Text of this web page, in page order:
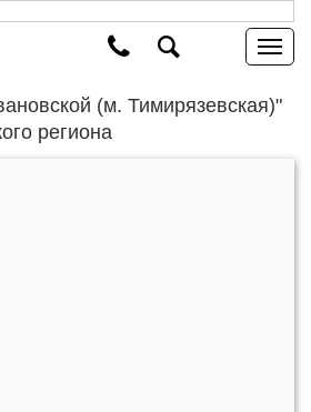
(м. Тимирязевская)"
региона